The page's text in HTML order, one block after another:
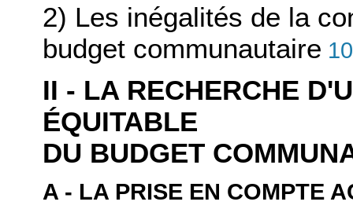
2) Les inégalités de la
budget communautaire 10
II - LA RECHERCHE
ÉQUITABLE
DU BUDGET
A - LA PRISE EN COMPTE